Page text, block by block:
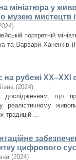
мініатюра у
музею мистецтв
)
портретній
та Варвари Ханенків
рубежі ХХ–ХХІ
(2024)
дослідженням, що
реалістичному
традицій ...
цифрового
(2024)